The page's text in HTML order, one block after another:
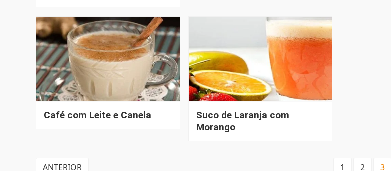
Café com Leite e Canela
Suco de Laranja com
Morango
PAGINAÇÃO
ANTERIOR 1 2 3